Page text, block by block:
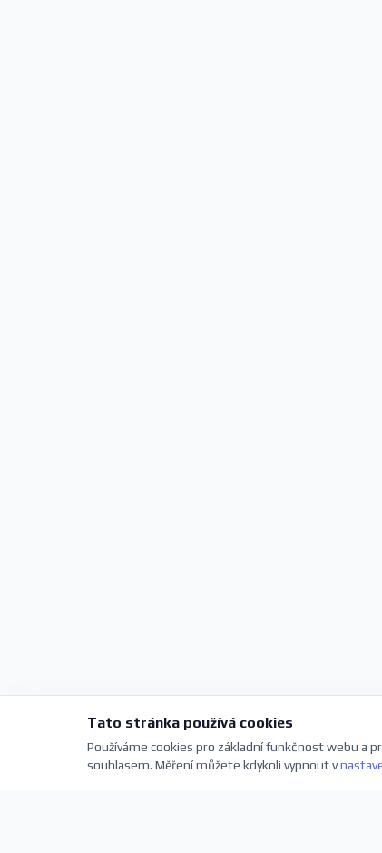
Tato stránka používá cookies
Používáme cookies pro základní funkčnost webu a
souhlasem. Měření můžete kdykoli vypnout v